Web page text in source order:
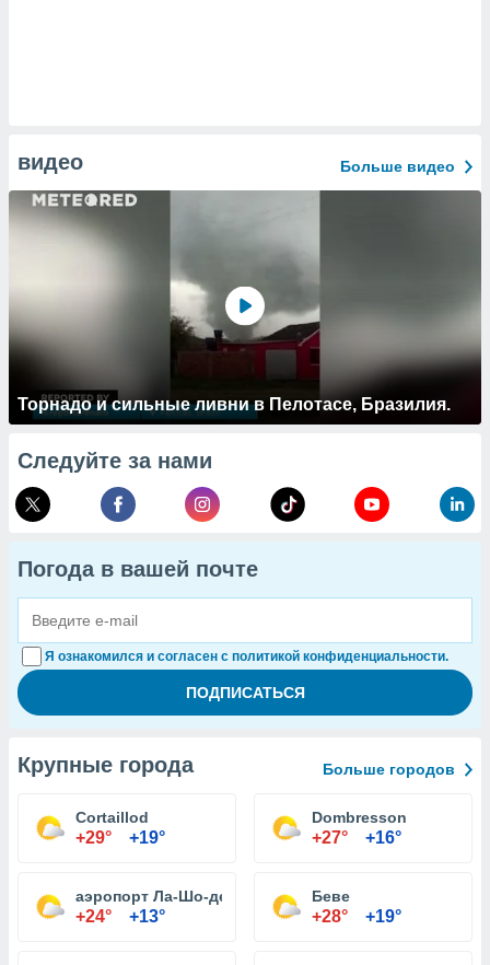
видео Больше видео
Торнадо и сильные ливни в Пелотасе, Бразилия.
Следуйте за нами
Погода в вашей почте
Я ознакомился и согласен с политикой конфиденциальности.
Крупные города Больше городов
Cortaillod
+29° +19°
Dombresson
+27° +16°
аэропорт Ла-Шо-де-Фон
+24° +13°
Беве
+28° +19°